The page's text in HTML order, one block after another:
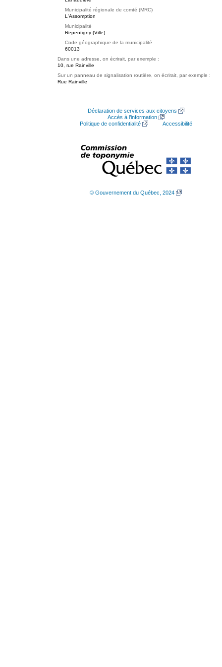
Municipalité régionale de comté (MRC)
L'Assomption
Municipalité
Repentigny (Ville)
Code géographique de la municipalité
60013
Dans une adresse, on écrirait, par exemple :
10, rue Rainville
Sur un panneau de signalisation routière, on écrirait, par exemple :
Rue Rainville
Déclaration de services aux citoyens
Accès à l’information
Politique de confidentialité
Accessibilité
© Gouvernement du Québec, 2024